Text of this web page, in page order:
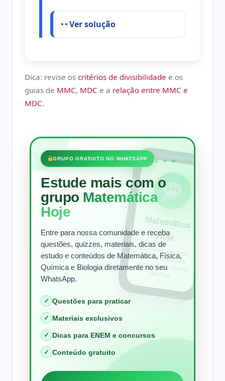
Ver solução
Dica: revise os critérios de divisibilidade e os
guias de MMC, MDC e a relação entre MMC e
MDC.
•••
GRUPO GRATUITO NO WHATSAPP
Estude mais com o
grupo Matemática
Hoje
Entre para nossa comunidade e receba
questões, quizzes, materiais, dicas de
estudo e conteúdos de Matemática, Física,
Química e Biologia diretamente no seu
WhatsApp.
✓ Questões para praticar
✓ Materiais exclusivos
✓ Dicas para ENEM e concursos
✓ Conteúdo gratuito
Matem
ática
Hoje
Questões, quizzes,
dicas e materiais
para estudar todos
os dias.